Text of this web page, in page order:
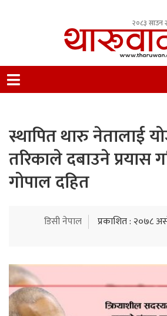
२०८३ साउन
Nepal.
स्थापित थारु नेतालाई
तरिकाले दबाउने प्रयास
गोपाल दहित
डिसी नेपाल प्रकाशित : २०७८